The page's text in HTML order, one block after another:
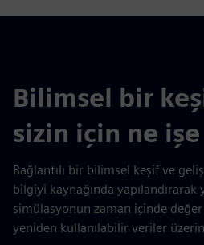
Bilimsel bir
sizin için ne
Bağlantılı bir bilimsel keşif ve
bilgiyi kaynağında yapılandırarak
simülasyonun zaman içinde
yeniden kullanılabilir veriler